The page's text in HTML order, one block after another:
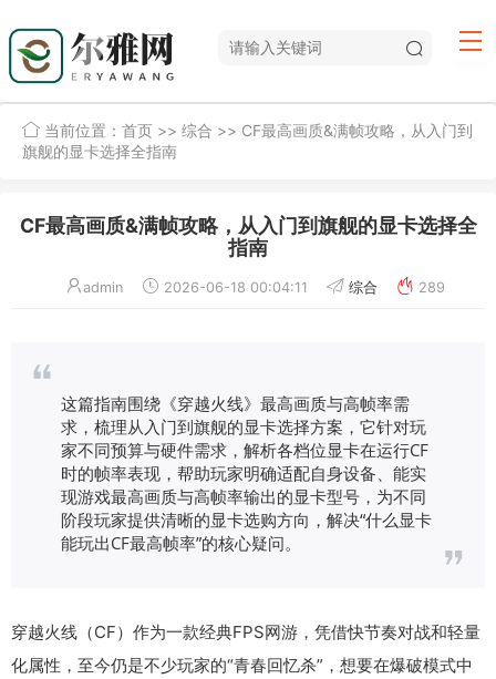
当前位置： 首页 >> 综合 >> CF最高画质&满帧攻略，从入门到
旗舰的显卡选择全指南
CF最高画质&满帧攻略，从入门到旗舰的显卡选择全
指南
admin 2026-06-18 00:04:11 综合 289
这篇指南围绕《穿越火线》最高画质与高帧率需
求，梳理从入门到旗舰的显卡选择方案，它针对玩
家不同预算与硬件需求，解析各档位显卡在运行CF
时的帧率表现，帮助玩家明确适配自身设备、能实
现游戏最高画质与高帧率输出的显卡型号，为不同
阶段玩家提供清晰的显卡选购方向，解决“什么显卡
能玩出CF最高帧率”的核心疑问。
穿越火线（CF）作为一款经典FPS网游，凭借快节奏对战和轻量
化属性，至今仍是不少玩家的“青春回忆杀”，想要在爆破模式中